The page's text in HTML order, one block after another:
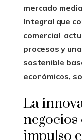
mercado
integral que
comercial,
procesos y
sostenible
económicos,
La
negocios
impulso